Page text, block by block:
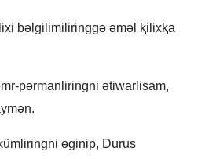
bǝlgilimiliringgǝ ǝmǝl ⱪilixⱪa
pǝrmanliringni ǝtiwarlisam,
ɵginip, Durus